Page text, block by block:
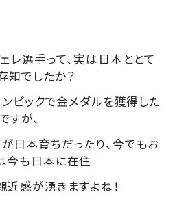
レ選手って、実は日本ととて
知でしたか？
ピックで金メダルを獲得した
すが、
日本育ちだったり、今でもお
今も日本に在住
近感が湧きますよね！